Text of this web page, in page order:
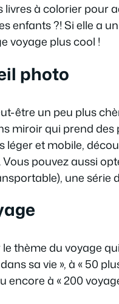
livres à colorier pour
enfants ?! Si elle a
voyage plus cool !
photo
être un peu plus
miroir qui prend
léger et mobile,
pouvez aussi
une
thème du voyage
sa vie », à « 50
encore à « 200